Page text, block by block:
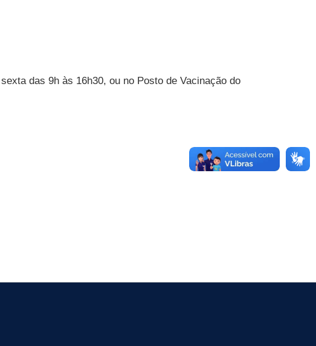
das 9h às 16h30, ou no Posto de Vacinação do